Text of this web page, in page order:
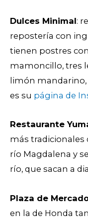
Dulces Minimal:
repostería con
tienen postres
mamoncillo, tres
limón mandarino,
es su página de
Restaurante
más tradicionales
río Magdalena y
río, que sacan a
Plaza de
en la de Honda